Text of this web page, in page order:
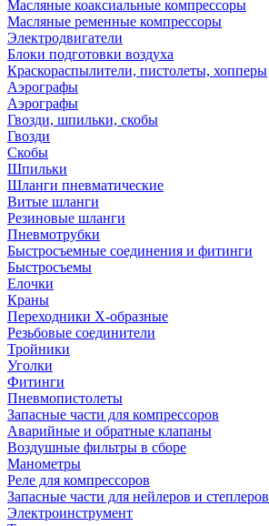
Масляные коаксиальные компрессоры
Масляные ременные компрессоры
Электродвигатели
Блоки подготовки воздуха
Краскораспылители, пистолеты, хопперы
Аэрографы
Аэрографы
Гвозди, шпильки, скобы
Гвозди
Скобы
Шпильки
Шланги пневматические
Витые шланги
Резиновые шланги
Пневмотрубки
Быстросъемные соединения и фитинги
Быстросъемы
Елочки
Краны
Переходники Х-образные
Резьбовые соединители
Тройники
Уголки
Фитинги
Пневмопистолеты
Запасные части для компрессоров
Аварийные и обратные клапаны
Воздушные фильтры в сборе
Манометры
Реле для компрессоров
Запасные части для нейлеров и степлеров
Электроинструмент